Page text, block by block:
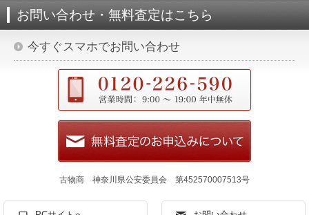
お問い合わせ・無料査定はこちら
今すぐスマホでお問い合わせ
古物商 神奈川県公安委員会 第452570007513号